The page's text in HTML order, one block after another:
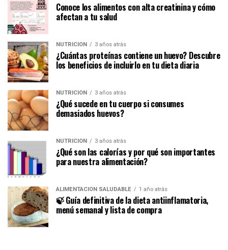
Conoce los alimentos con alta creatinina y cómo
afectan a tu salud
NUTRICIÓN 3 años atrás
¿Cuántas proteínas contiene un huevo? Descubre
los beneficios de incluirlo en tu dieta diaria
NUTRICIÓN 3 años atrás
¿Qué sucede en tu cuerpo si consumes
demasiados huevos?
NUTRICIÓN 3 años atrás
¿Qué son las calorías y por qué son importantes
para nuestra alimentación?
ALIMENTACIÓN SALUDABLE 1 año atrás
🍃 Guía definitiva de la dieta antiinflamatoria,
menú semanal y lista de compra